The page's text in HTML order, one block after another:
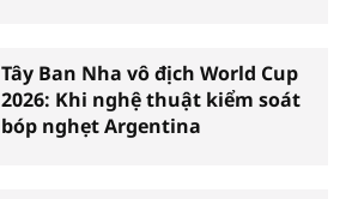
Tây Ban Nha vô địch World Cup
2026: Khi nghệ thuật kiểm soát
bóp nghẹt Argentina